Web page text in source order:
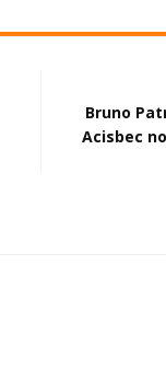
Bruno
Acisbec